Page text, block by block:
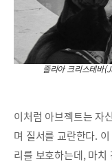
줄리아 크리스테바
이처럼 아브젝트는 자
며 질서를 교란한다.
리를 보호하는데, 마치